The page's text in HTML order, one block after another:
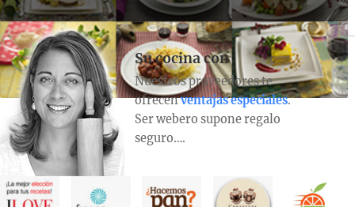
Su cocina con
Nuestros proveedores te
ofrecenventajas especiales.
Ser webero supone regalo
seguro….